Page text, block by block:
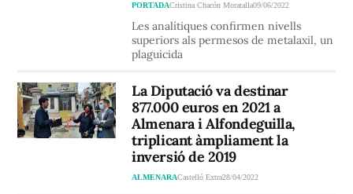
PORTADACristina Chacón Moratalla09/06/2022
Les analítiques confirmen nivells
superiors als permesos de metalaxil, un
plaguicida
La Diputació va destinar
877.000 euros en 2021 a
Almenara i Alfondeguilla,
triplicant àmpliament la
inversió de 2019
ALMENARACastelló Extra28/04/2022